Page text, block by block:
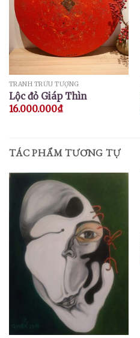
TRANH TRỪU TƯỢNG
Lộc đỏ Giáp Thìn
16.000.000₫
TÁC PHẨM TƯƠNG TỰ